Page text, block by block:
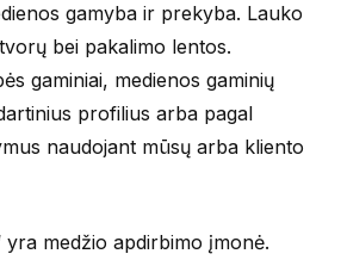
gamyba ir prekyba. Lauko
bei pakalimo lentos.
gaminiai, medienos gaminių
profilius arba pagal
naudojant mūsų arba kliento
medžio apdirbimo įmonė.